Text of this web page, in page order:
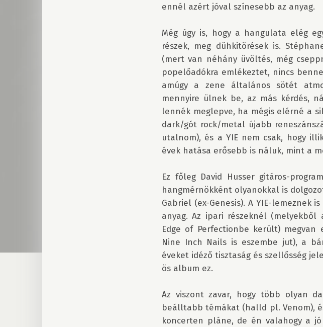
ennél azért jóval színesebb az anyag.
Még úgy is, hogy a hangulata elég
részek, meg dühkitörések is.
(mert van néhány üvöltés, még
popelőadókra emlékeztet, nincs
amúgy a zene általános sötét
mennyire ülnek be, az más kérdés,
lennék meglepve, ha mégis elérné a
dark/gót rock/metal újabb
utalnom), és a YIE nem csak, hogy
évek hatása erősebb is náluk, mint a
Ez főleg David Husser gitáros-
hangmérnökként olyanokkal is
Gabriel (ex-Genesis). A YIE-lemeznek
anyag. Az ipari részeknél
Edge of Perfectionbe került)
Nine Inch Nails is eszembe jut), a
éveket idéző tisztaság és szellősség
ös album ez.
Az viszont zavar, hogy több olyan
beálltabb témákat (halld pl. Venom),
koncerten pláne, de én valahogy a